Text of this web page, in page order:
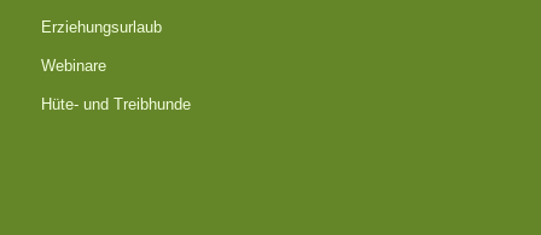
Erziehungsurlaub
Webinare
Hüte- und Treibhunde